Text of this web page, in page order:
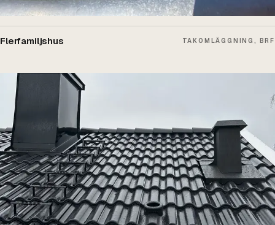
Flerfamiljshus TAKOMLÄGGNING, BRF